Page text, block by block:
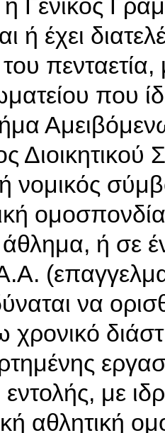
Γενικός
ή έχει
που
ή νομικός
ή σε
να
με
αθλητική